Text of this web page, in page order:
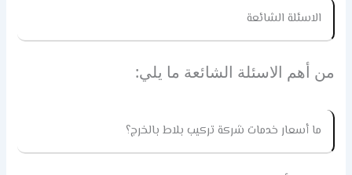
الاسئلة الشائعة
من أهم الاسئلة الشائعة ما يلي:
ما أسعار خدمات شركة تركيب بلاط بالخرج؟